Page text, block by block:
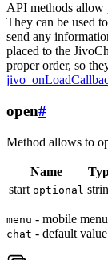
API methods allow
They can be used
send any
placed to the
proper order, so
open#
Method allows to
Name
start optional
menu - mobile
chat - default